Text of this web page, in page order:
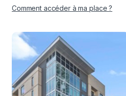
Comment accéder à ma place ?